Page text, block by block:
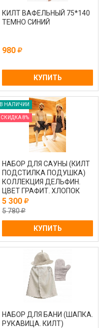
КИЛТ ВАФЕЛЬНЫЙ 75*140
ТЕМНО СИНИЙ
980
КУПИТЬ
В НАЛИЧИИ
СКИДКА 8%
НАБОР ДЛЯ САУНЫ (КИЛТ
ПОДСТИЛКА ПОДУШКА)
КОЛЛЕКЦИЯ ДЕЛЬФИН.
ЦВЕТ ГРАФИТ. ХЛОПОК
100%
5 300
5 780
КУПИТЬ
НАБОР ДЛЯ БАНИ (ШАПКА.
РУКАВИЦА. КИЛТ)